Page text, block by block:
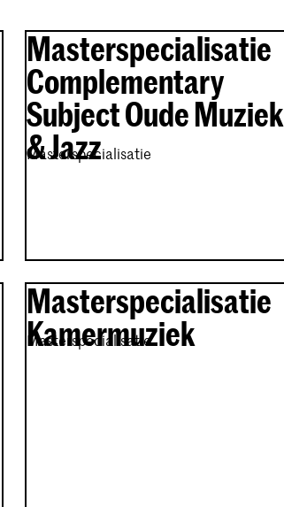
Masterspecialisatie
Complementary
Subject Oude Muziek
& Jazz
Masterspecialisatie
Masterspecialisatie
Kamermuziek
Masterspecialisatie